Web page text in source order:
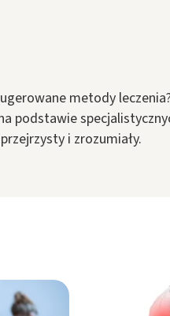
metody
podstawie
i zrozumiały.